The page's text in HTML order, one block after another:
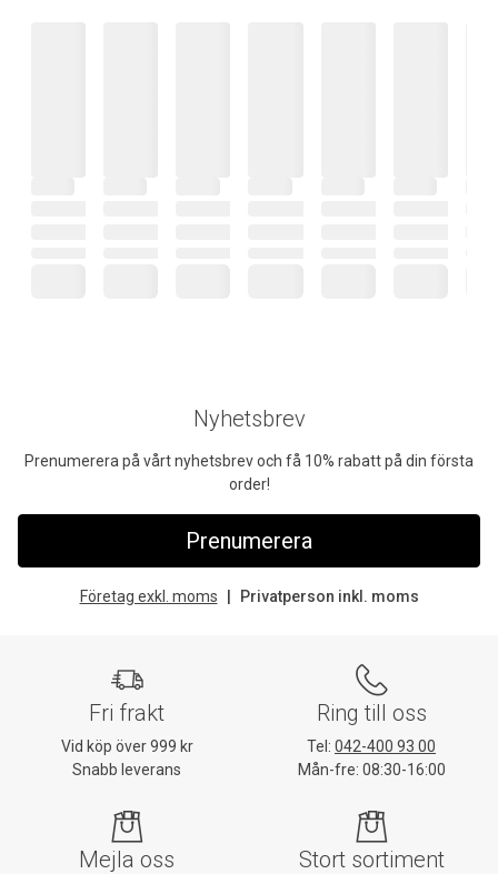
Nyhetsbrev
Prenumerera på vårt nyhetsbrev och få 10% rabatt på din första
order!
Prenumerera
Företag exkl. moms Privatperson inkl. moms
Fri frakt
Vid köp över 999 kr
Snabb leverans
Ring till oss
Tel: 042-400 93 00
Mån-fre: 08:30-16:00
Mejla oss Stort sortiment